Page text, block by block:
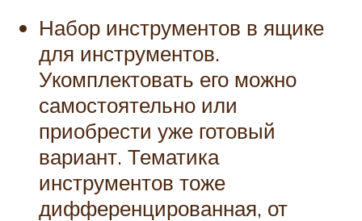
Набор инструментов в ящике
для инструментов.
Укомплектовать его можно
самостоятельно или
приобрести уже готовый
вариант. Тематика
инструментов тоже
дифференцированная, от